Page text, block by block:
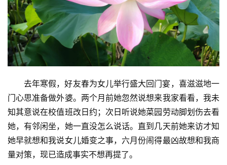
去年寒假，好友春为女儿举行盛大回门宴，喜滋滋地一
门心思准备做外婆。两个月前她忽然说想来我家看看，我未
知其意说在校值班改日约；次日听说她菜园劳动脚划伤去看
她，有邻闲坐，她一直没怎么说话。直到几天前她来访才知
她早就想和我说女儿婚变之事，六月份闹得最凶故想和我商
量对策，现已造成事实不想再提了。